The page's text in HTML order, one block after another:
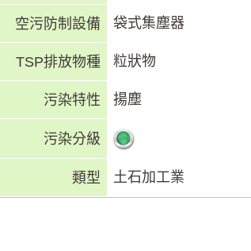
空污防制設備 袋式集塵器
TSP排放物種 粒狀物
污染特性 揚塵
污染分級
類型 土石加工業